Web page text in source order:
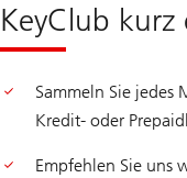
KeyClub kurz
Sammeln Sie jedes
Kredit- oder
Empfehlen Sie uns